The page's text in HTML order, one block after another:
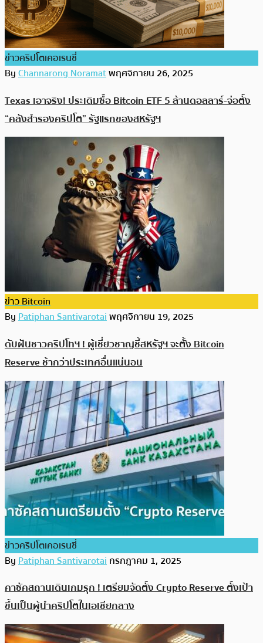
ข่าวคริปโตเคอเรนซี่
ByChannarong Noramatพฤศจิกายน 26, 2025
Texas เอาจริง! ประเดิมซื้อ Bitcoin ETF 5 ล้านดอลลาร์-จ่อตั้ง
“คลังสำรองคริปโต” รัฐแรกของสหรัฐฯ
ข่าว Bitcoin
ByPatiphan Santivarotaiพฤศจิกายน 19, 2025
ดับฝันชาวคริปโทฯ ! ผู้เชี่ยวชาญชี้สหรัฐฯ จะตั้ง Bitcoin
Reserve ช้ากว่าประเทศอื่นแน่นอน
ข่าวคริปโตเคอเรนซี่
ByPatiphan Santivarotaiกรกฎาคม 1, 2025
คาซัคสถานเดินเกมรุก ! เตรียมจัดตั้ง Crypto Reserve ตั้งเป้า
ขึ้นเป็นผู้นำคริปโตในเอเชียกลาง